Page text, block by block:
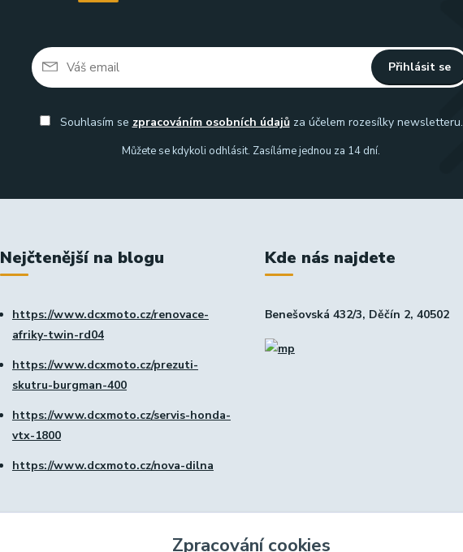
Přihlásit se
Souhlasím se zpracováním osobních údajůza účelem rozesílky newsletteru.
Můžete se kdykoli odhlásit. Zasíláme jednou za 14 dní.
Nejčtenější na blogu
https://www.dcxmoto.cz/renovace-
afriky-twin-rd04
https://www.dcxmoto.cz/prezuti-
skutru-burgman-400
https://www.dcxmoto.cz/servis-honda-
vtx-1800
https://www.dcxmoto.cz/nova-dilna
Kde nás najdete
Benešovská 432/3, Děčín 2, 40502
Zpracování cookies